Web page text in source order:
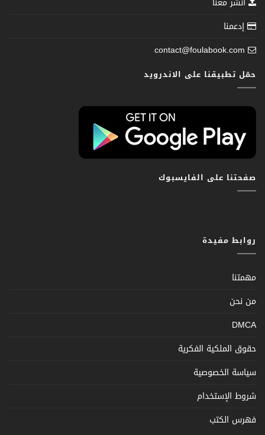
إدعمنا
contact@foulabook.com
حمّل تطبيقنا على الاندرويد
صفحتنا على الفايسبوك
روابط مفيدة
مهمتنا
من نحن
DMCA
حقوق الملكية الفكرية
سياسة الخصوصية
شروط الإستخدام
فهرس الكتب